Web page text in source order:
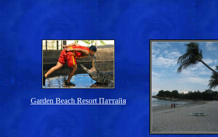
Garden Beach Resort Паттайя